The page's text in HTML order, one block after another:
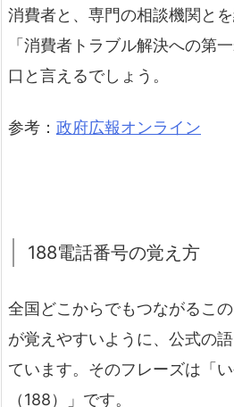
消費者と、専門の相談機関と
「消費者トラブル解決への第
口と言えるでしょう。
参考： 政府広報オンライン
188電話番号の覚え方
全国どこからでもつながるこ
が覚えやすいように、公式の
ています。そのフレーズは「
（188）」です。